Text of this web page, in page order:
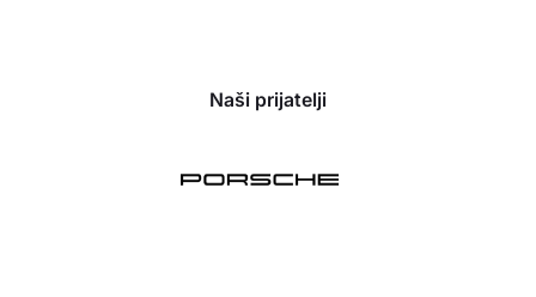
Naši prijatelji